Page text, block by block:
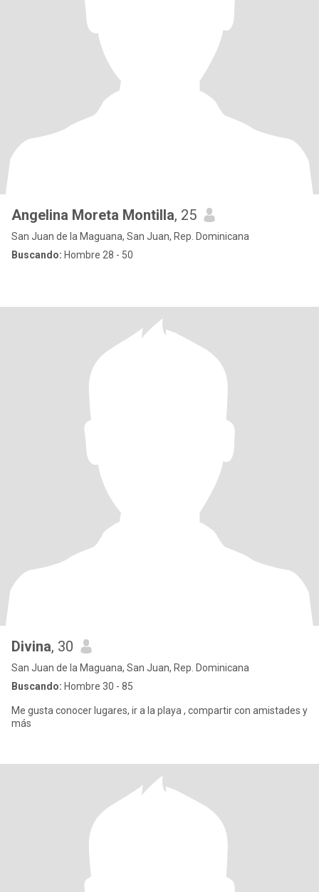
Angelina Moreta Montilla, 25
San Juan de la Maguana, San Juan, Rep. Dominicana
Buscando: Hombre 28 - 50
Divina, 30
San Juan de la Maguana, San Juan, Rep. Dominicana
Buscando: Hombre 30 - 85
Me gusta conocer lugares, ir a la playa , compartir con amistades y
más